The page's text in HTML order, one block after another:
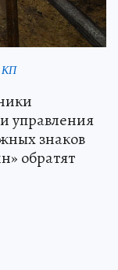
КП
управления
знаков
обратят